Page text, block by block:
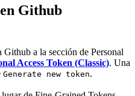
Github
a la sección de Personal
Access Token (Classic). Una
Generate new token.